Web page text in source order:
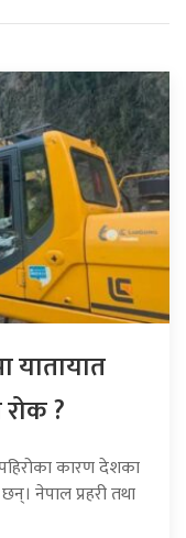
यातायात
?
कारण देशका
नेपाल प्रहरी तथा